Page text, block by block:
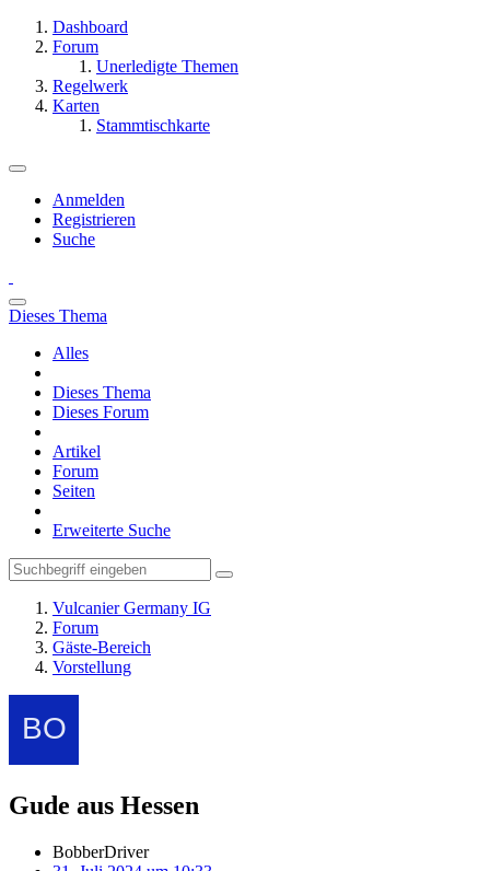
Dashboard
Forum
Unerledigte Themen
Regelwerk
Karten
Stammtischkarte
Anmelden
Registrieren
Suche
Dieses Thema
Alles
Dieses Thema
Dieses Forum
Artikel
Forum
Seiten
Erweiterte Suche
Vulcanier Germany IG
Forum
Gäste-Bereich
Vorstellung
Gude aus Hessen
BobberDriver